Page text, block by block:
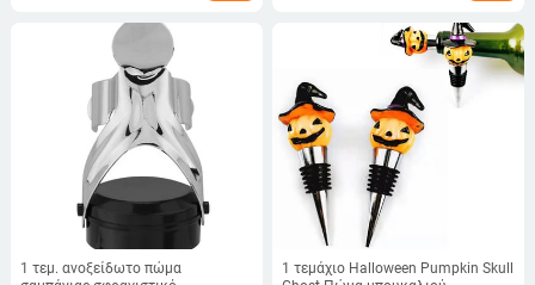
1 τεμ. ανοξείδωτο πώμα
1 τεμάχιο Halloween Pumpkin Skull